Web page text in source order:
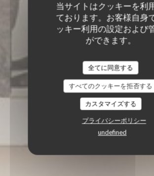
当サイトはクッキーを利
ております。お客様自身
ッキー利用の設定および
ができます。
全てに同意する
すべてのクッキーを拒否する
カスタマイズする
プライバシーポリシー
undefined